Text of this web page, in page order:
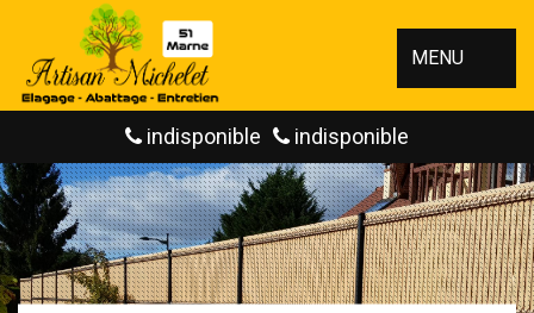
MENU
indisponible indisponible